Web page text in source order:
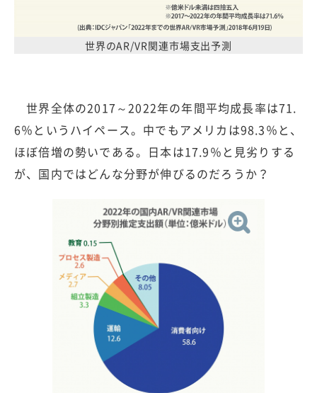
世界のAR/VR関連市場支出予測
世界全体の2017～2022年の年間平均成長率は71.
6％というハイペース。中でもアメリカは98.3％と、
ほぼ倍増の勢いである。日本は17.9％と見劣りする
が、国内ではどんな分野が伸びるのだろうか？